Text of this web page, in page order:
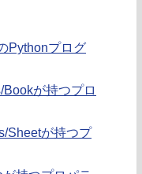
Pythonプログ
が持つプロ
Sheetが持つプ